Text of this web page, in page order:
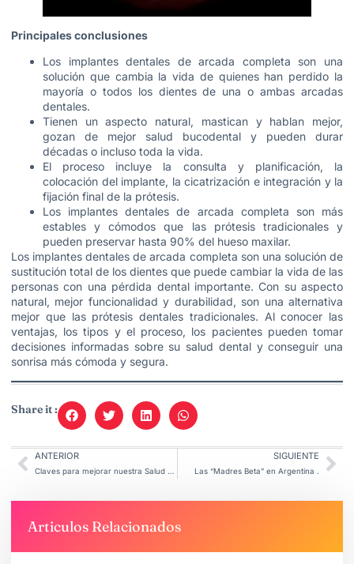
Principales conclusiones
Los implantes dentales de arcada completa son una
solución que cambia la vida de quienes han perdido la
mayoría o todos los dientes de una o ambas arcadas
dentales.
Tienen un aspecto natural, mastican y hablan mejor,
gozan de mejor salud bucodental y pueden durar
décadas o incluso toda la vida.
El proceso incluye la consulta y planificación, la
colocación del implante, la cicatrización e integración y la
fijación final de la prótesis.
Los implantes dentales de arcada completa son más
estables y cómodos que las prótesis tradicionales y
pueden preservar hasta 90% del hueso maxilar.
Los implantes dentales de arcada completa son una solución de
sustitución total de los dientes que puede cambiar la vida de las
personas con una pérdida dental importante. Con su aspecto
natural, mejor funcionalidad y durabilidad, son una alternativa
mejor que las prótesis dentales tradicionales. Al conocer las
ventajas, los tipos y el proceso, los pacientes pueden tomar
decisiones informadas sobre su salud dental y conseguir una
sonrisa más cómoda y segura.
Share it :
ANTERIOR SIGUIENTE
Las “Madres Beta” en Argentina .
Articulos Relacionados